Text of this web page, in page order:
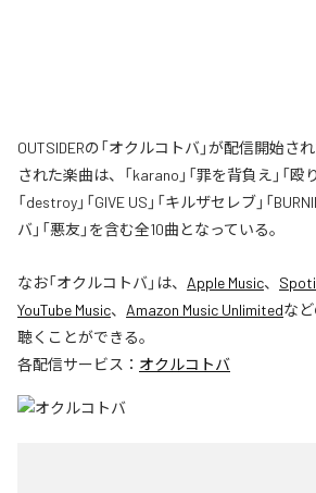
OUTSIDERの「オクルコトバ」が配信開始さ
された楽曲は、「karano」「罪を背負え」「殴
「destroy」「GIVE US」「キルザセレブ」「
バ」「悪友」を含む全10曲となっている。
なお「オクルコトバ」は、 Apple Music、
YouTube Music、 Amazon Music Unlimitedな
聴くことができる。
各配信サービス： オクルコトバ